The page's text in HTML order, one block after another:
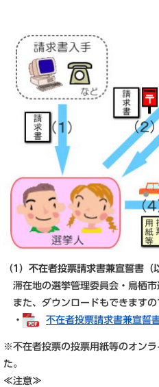
（1）不在者投票請求書兼宣誓書（
滞在地の選挙管理委員会・鳥栖市
また、ダウンロードもできますの
・
不在者投票請求書兼宣誓
※不在者投票の投票用紙等のオン
た。
≪注意≫